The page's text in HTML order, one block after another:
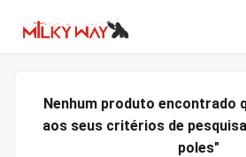
Nenhum produto encontrado
aos seus critérios de
poles"